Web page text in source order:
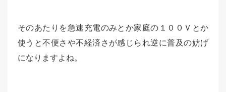
そのあたりを急速充電のみとか家庭の１００Ｖとか
使うと不便さや不経済さが感じられ逆に普及の妨げ
になりますよね。